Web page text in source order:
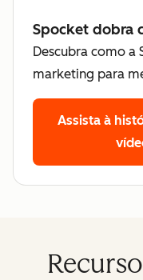
Spocket dobra
Descubra como a
marketing para
Assista à